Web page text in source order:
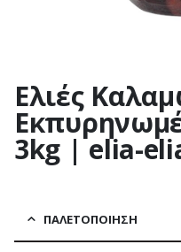
Ελιές
3kg | elia-
ΠΑΛΕΤΟΠΟΊΗΣΗ